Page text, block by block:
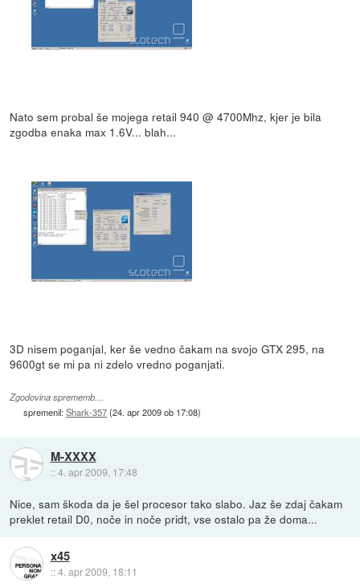
Nato sem probal še mojega retail 940 @ 4700Mhz, kjer je bila
zgodba enaka max 1.6V... blah...
3D nisem poganjal, ker še vedno čakam na svojo GTX 295, na
9600gt se mi pa ni zdelo vredno poganjati.
Zgodovina sprememb…
spremenil:Shark-357(24. apr 2009 ob 17:08)
M-XXXX
::4. apr 2009, 17:48
Nice, sam škoda da je šel procesor tako slabo. Jaz še zdaj čakam
preklet retail D0, noče in noče pridt, vse ostalo pa že doma...
x45
::4. apr 2009, 18:11